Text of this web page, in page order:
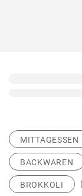
MITTAGESSEN
BACKWAREN
BROKKOLI